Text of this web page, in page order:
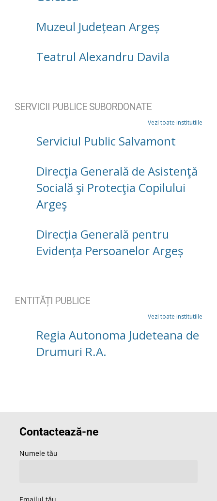
Muzeul Județean Argeș
Teatrul Alexandru Davila
SERVICII PUBLICE SUBORDONATE
Vezi toate institutiile
Serviciul Public Salvamont
Direcţia Generală de Asistenţă
Socială şi Protecţia Copilului
Argeş
Direcția Generală pentru
Evidența Persoanelor Argeș
ENTITĂȚI PUBLICE
Vezi toate institutiile
Regia Autonoma Judeteana de
Drumuri R.A.